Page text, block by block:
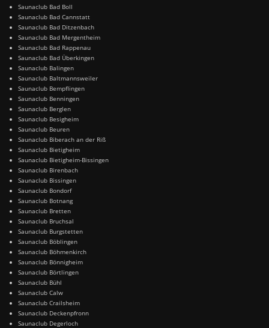
Saunaclub Bad Boll
Saunaclub Bad Cannstatt
Saunaclub Bad Ditzenbach
Saunaclub Bad Mergentheim
Saunaclub Bad Rappenau
Saunaclub Bad Überkingen
Saunaclub Balingen
Saunaclub Baltmannsweiler
Saunaclub Bempflingen
Saunaclub Benningen
Saunaclub Berglen
Saunaclub Besigheim
Saunaclub Beuren
Saunaclub Biberach an der Riß
Saunaclub Bietigheim
Saunaclub Bietigheim-Bissingen
Saunaclub Birenbach
Saunaclub Bissingen
Saunaclub Bondorf
Saunaclub Botnang
Saunaclub Bretten
Saunaclub Bruchsal
Saunaclub Burgstetten
Saunaclub Böblingen
Saunaclub Böhmenkirch
Saunaclub Bönnigheim
Saunaclub Börtlingen
Saunaclub Bühl
Saunaclub Calw
Saunaclub Crailsheim
Saunaclub Deckenpfronn
Saunaclub Degerloch